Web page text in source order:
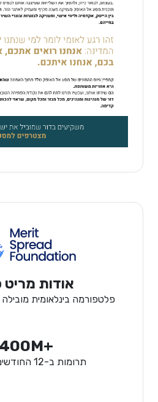
אודות
פלטפורמה בינלאומית מובילה
תרומות ב-12 החודשים האחרונים